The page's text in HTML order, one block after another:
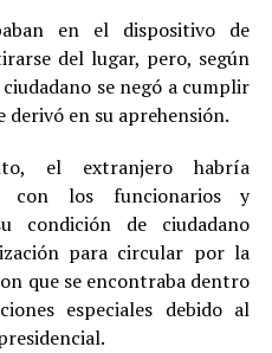
en el dispositivo de
del lugar, pero, según
se negó a cumplir
en su aprehensión.
el extranjero habría
con los funcionarios y
condición de ciudadano
para circular por la
que se encontraba dentro
especiales debido al